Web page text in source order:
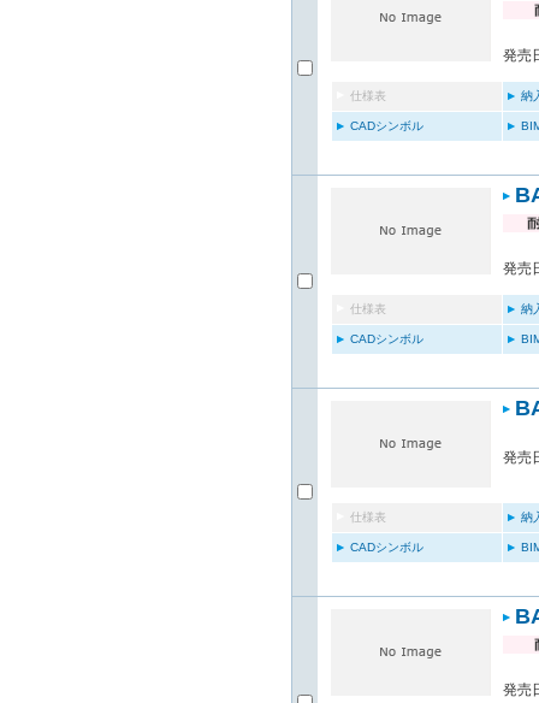
発売
仕様表 納
CADシンボル
発売
仕様表 納
CADシンボル
発売
仕様表 納
CADシンボル
発売